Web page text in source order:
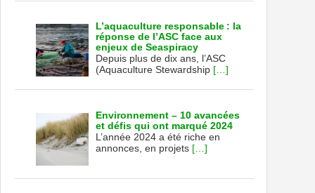
L’aquaculture responsable : la
réponse de l’ASC face aux
enjeux de Seaspiracy
Depuis plus de dix ans, l’ASC
(Aquaculture Stewardship […]
Environnement – 10 avancées
et défis qui ont marqué 2024
L’année 2024 a été riche en
annonces, en projets […]